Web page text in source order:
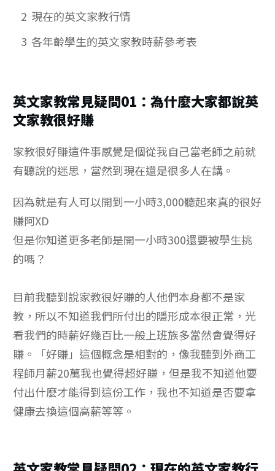
2 現在的英文家教行情
3 各年齡學生的英文家教時薪參考表
英文家教常見疑問01：為什麼大家都說英
文家教很好賺
家教很好賺這件事感覺是個從我自己當老師之前就
有聽說的迷思，當然到現在還是很多人在講。
因為就是有人可以開到一小時3,000聽起來真的很好
賺阿XD
但是你知道更多老師是開一小時300還要被學生挑
的嗎？
目前我聽到說家教很好賺的人他們本身都不是家
教，所以不知道我們所付出的隱形成本很正常，光
看我們的時薪好幾百比一般上班族多當然會覺得好
賺。「好賺」這個概念是相對的，像我聽到外商工
程師月薪20萬我也覺得超好賺，但是我不知道他要
付出什麼才能得到這份工作，我也不知道是否要拿
健康去換這個高薪等等。